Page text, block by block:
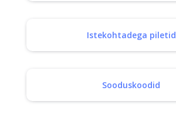
Istekohtadega piletid
Sooduskoodid